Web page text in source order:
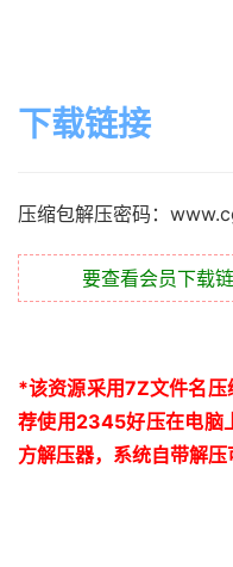
下载链接
压缩包解压密码：
要查看会员下载
*该资源采用7Z文件名压
荐使用2345好压在电脑
方解压器，系统自带解压